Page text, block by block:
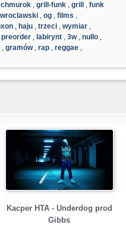
chmurok , grill-funk , grill , funk
wroclawski , og , films ,
, haju , trzeci , wymiar ,
preorder , labirynt , 3w, nullo ,
, gramów, rap , reggae ,
Kacper HTA - Underdog prod
Gibbs